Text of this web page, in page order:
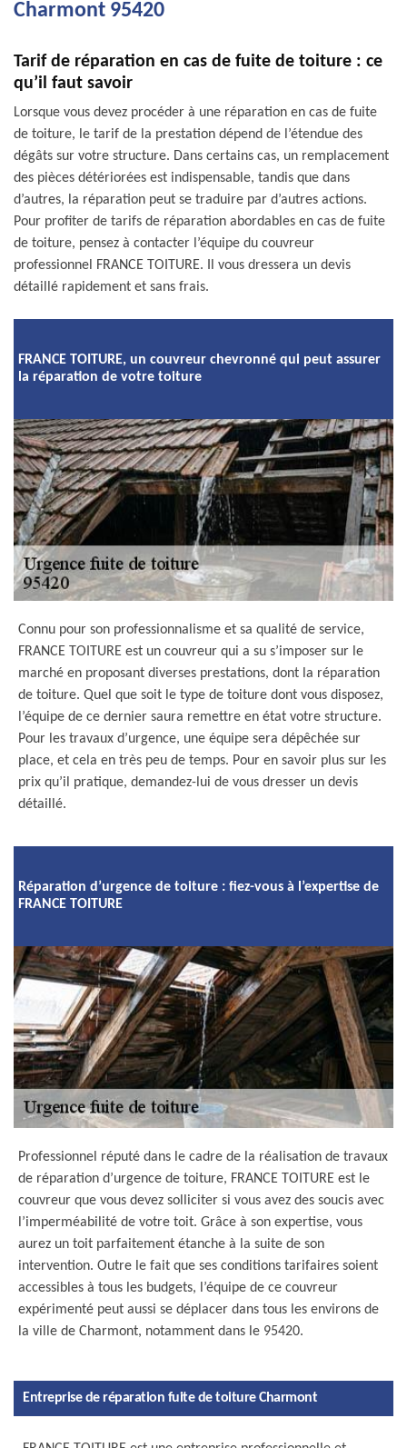
Charmont 95420
Tarif de réparation en cas de fuite de toiture : ce
qu’il faut savoir
Lorsque vous devez procéder à une réparation en cas de fuite
de toiture, le tarif de la prestation dépend de l’étendue des
dégâts sur votre structure. Dans certains cas, un remplacement
des pièces détériorées est indispensable, tandis que dans
d’autres, la réparation peut se traduire par d’autres actions.
Pour profiter de tarifs de réparation abordables en cas de fuite
de toiture, pensez à contacter l’équipe du couvreur
professionnel FRANCE TOITURE. Il vous dressera un devis
détaillé rapidement et sans frais.
FRANCE TOITURE, un couvreur chevronné qui peut assurer
la réparation de votre toiture
Connu pour son professionnalisme et sa qualité de service,
FRANCE TOITURE est un couvreur qui a su s’imposer sur le
marché en proposant diverses prestations, dont la réparation
de toiture. Quel que soit le type de toiture dont vous disposez,
l’équipe de ce dernier saura remettre en état votre structure.
Pour les travaux d’urgence, une équipe sera dépêchée sur
place, et cela en très peu de temps. Pour en savoir plus sur les
prix qu’il pratique, demandez-lui de vous dresser un devis
détaillé.
Réparation d’urgence de toiture : fiez-vous à l’expertise de
FRANCE TOITURE
Professionnel réputé dans le cadre de la réalisation de travaux
de réparation d’urgence de toiture, FRANCE TOITURE est le
couvreur que vous devez solliciter si vous avez des soucis avec
l’imperméabilité de votre toit. Grâce à son expertise, vous
aurez un toit parfaitement étanche à la suite de son
intervention. Outre le fait que ses conditions tarifaires soient
accessibles à tous les budgets, l’équipe de ce couvreur
expérimenté peut aussi se déplacer dans tous les environs de
la ville de Charmont, notamment dans le 95420.
Entreprise de réparation fuite de toiture Charmont